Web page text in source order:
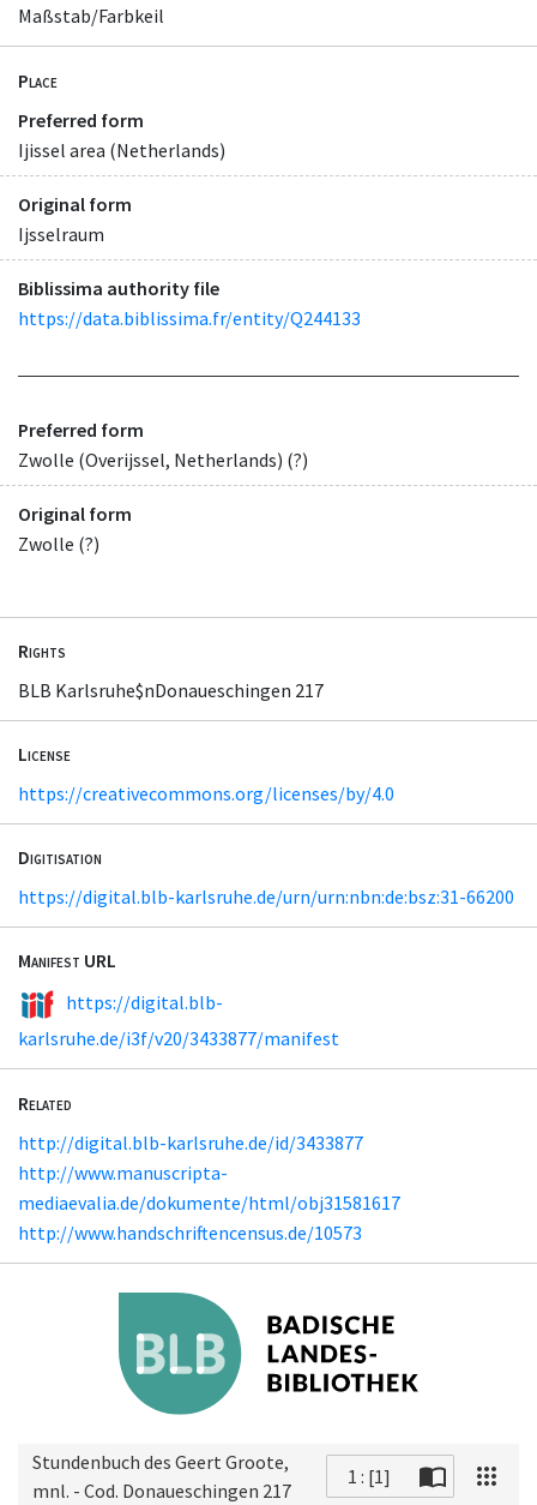
Maßstab/Farbkeil
Place
Preferred form
Ijissel area (Netherlands)
Original form
Ijsselraum
Biblissima authority file
https://data.biblissima.fr/entity/Q244133
Preferred form
Zwolle (Overijssel, Netherlands) (?)
Original form
Zwolle (?)
Rights
BLB Karlsruhe$nDonaueschingen 217
License
https://creativecommons.org/licenses/by/4.0
Digitisation
https://digital.blb-karlsruhe.de/urn/urn:nbn:de:bsz:31-66200
Manifest URL
https://digital.blb-
karlsruhe.de/i3f/v20/3433877/manifest
Related
http://digital.blb-karlsruhe.de/id/3433877
http://www.manuscripta-
mediaevalia.de/dokumente/html/obj31581617
http://www.handschriftencensus.de/10573
Stundenbuch des Geert Groote,
mnl. - Cod. Donaueschingen 217
1 : [1]